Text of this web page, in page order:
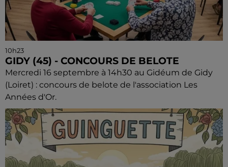
10h23
GIDY (45) - CONCOURS DE BELOTE
Mercredi 16 septembre à 14h30 au Gidéum de Gidy
(Loiret) : concours de belote de l'association Les
Années d'Or.